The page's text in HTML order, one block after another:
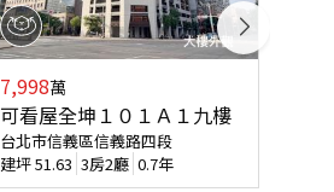
7,998萬
可看屋全坤１０１Ａ１九樓
台北市信義區信義路四段
建坪51.63 3房2廳 0.7年